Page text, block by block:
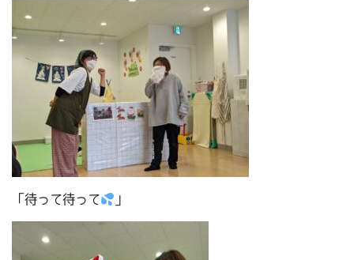
「待って待って 」